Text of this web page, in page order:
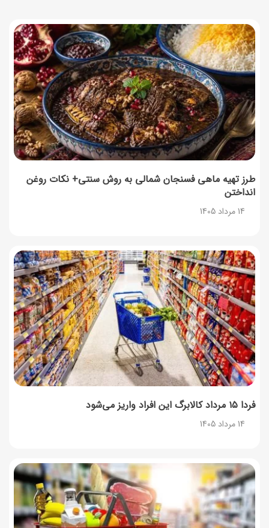
طرز تهیه ماهی فسنجان شمالی به روش سنتی+ نکات روغن
انداختن
14 مرداد 1405
فردا ۱۵ مرداد کالابرگ این افراد واریز می‌شود
14 مرداد 1405
۳۵ لیست غذاهای جدید و متفاوت؛ برای ناهار و مهمانی
14 مرداد 1405
طرز تهیه پش ملبا (پیچ ملبا)؛ دسر کلاسیک هلو و بستنی
13 مرداد 1405
طرز تهیه حلوای بحرینی؛ دسر سنتی خاورمیانه‌ای
13 مرداد 1405
همه‌چیز درباره خواص چای سبز، میزان مصرف و عوارض آن
12 مرداد 1405
طرز تهیه مافین آلبالو با بافت نرم و اسفنجی
12 مرداد 1405